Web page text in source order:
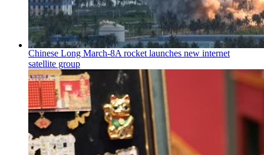
Chinese Long March-8A rocket launches new internet
satellite group